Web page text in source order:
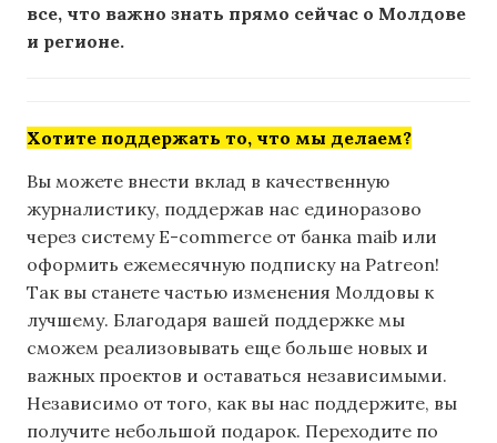
все, что важно знать прямо сейчас о Молдове
и регионе.
Хотите поддержать то, что мы делаем?
Вы можете внести вклад в качественную
журналистику, поддержав нас единоразово
через систему E-commerce от банка maib или
оформить ежемесячную подписку на Patreon!
Так вы станете частью изменения Молдовы к
лучшему. Благодаря вашей поддержке мы
сможем реализовывать еще больше новых и
важных проектов и оставаться независимыми.
Независимо от того, как вы нас поддержите, вы
получите небольшой подарок. Переходите по